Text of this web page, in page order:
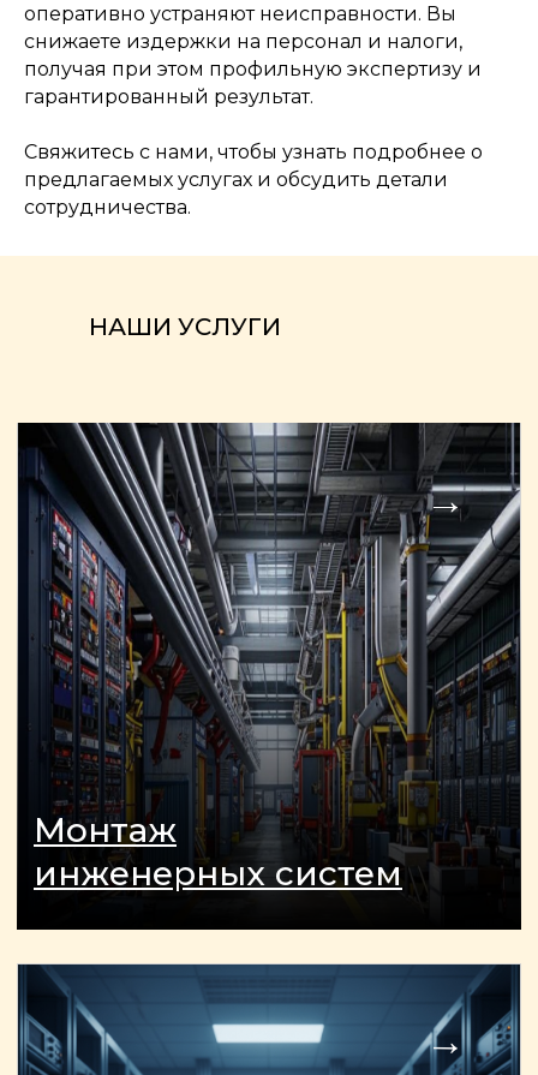
оперативно устраняют неисправности. Вы
снижаете издержки на персонал и налоги,
получая при этом профильную экспертизу и
гарантированный результат.
Свяжитесь с нами, чтобы узнать подробнее о
предлагаемых услугах и обсудить детали
сотрудничества.
НАШИ УСЛУГИ
соглашаюсь с
конфиденциальностисайта.
ОСТАЛИСЬ ВОПРОСЫ?
Отправьте заявку и мы
свяжемся с вами так скоро,
насколько это возможно